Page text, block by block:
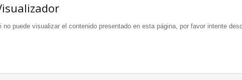
no puede visualizar el contenido presentado en esta página, por favor intente